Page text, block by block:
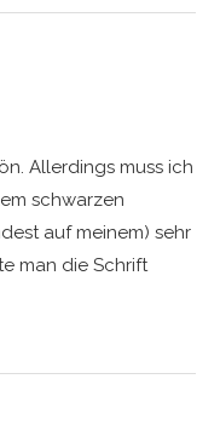
Allerdings muss ich
schwarzen
auf meinem) sehr
man die Schrift